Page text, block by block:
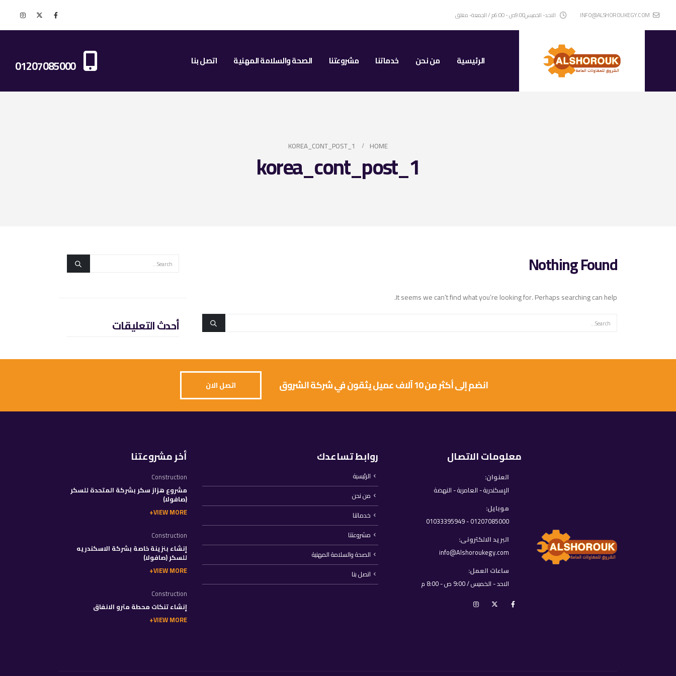
INFO@ALSHOROUKEGY.COM الاحد- الخميس9:00ص - 6:00م / الجمعة- مغلق
الرئيسية من نحن خدماتنا مشروعتنا الصحة والسلامة المهنية اتصل بنا 01207085000
HOME
KOREA_CONT_POST_1
korea_cont_post_1
Nothing Found
It seems we can’t find what you’re looking for. Perhaps searching can help.
أحدث التعليقات
انضم إلى أكثر من 10 آلاف عميل يثقون في شركة الشروق اتصل الان
معلومات الاتصال
العنوان:
الإسكندرية - العامرية - النهضة
موبايل:
01207085000 - 01033395949
البريد الالكترونى:
info@Alshoroukegy.com
ساعات العمل:
الاحد - الخميس / 9:00 ص - 8:00 م
روابط تساعدك
الرئيسية
من نحن
خدماتنا
مشروعتنا
الصحة والسلامة المهنية
اتصل بنا
أخر مشروعتنا
Construction
مشروع هزاز سكر بشركة المتحدة للسكر
(صافولا)
VIEW MORE
Construction
إنشاء بنزينة خاصة بشركة الاسكندريه
للسكر (صافولا)
VIEW MORE
Construction
إنشاء تنكات محطة مترو الانفاق
VIEW MORE